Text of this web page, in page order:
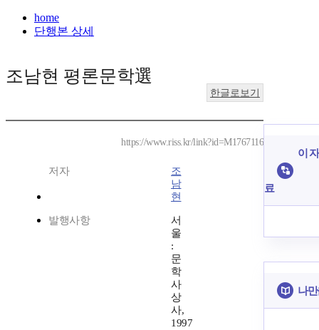
home
단행본 상세
조남현 평론문학選
한글로보기
https://www.riss.kr/link?id=M1767116
저자
조
남
현
발행사항
서
울
:
문
학
사
상
사,
1997
이
료
나